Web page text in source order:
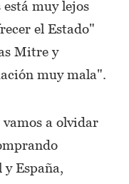
muy lejos
el Estado"
Mitre y
muy mala".
a olvidar
España,